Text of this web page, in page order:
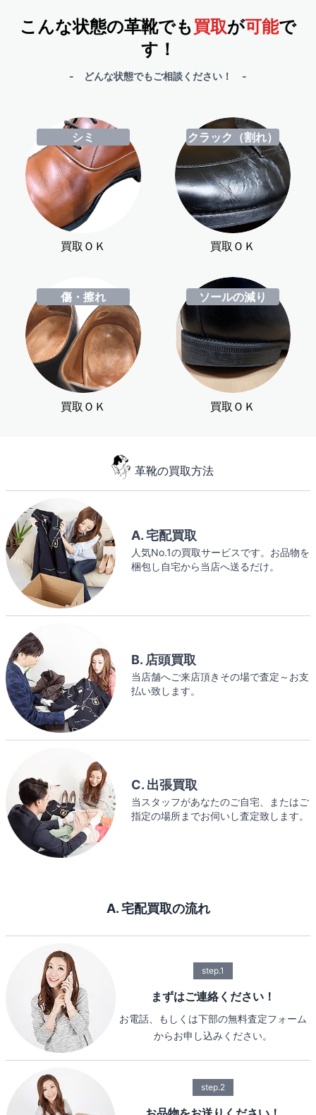
こんな状態の革靴でも買取が可能で
す！
- どんな状態でもご相談ください！ -
シミ
買取ＯＫ
クラック（割れ）
買取ＯＫ
傷・擦れ
買取ＯＫ
ソールの減り
買取ＯＫ
革靴の買取方法
A. 宅配買取
人気No.1の買取サービスです。お品物を
梱包し自宅から当店へ送るだけ。
B. 店頭買取
当店舗へご来店頂きその場で査定～お支
払い致します。
C. 出張買取
当スタッフがあなたのご自宅、またはご
指定の場所までお伺いし査定致します。
A. 宅配買取の流れ
step.1
まずはご連絡ください！
お電話、もしくは下部の無料査定フォーム
からお申し込みください。
step.2